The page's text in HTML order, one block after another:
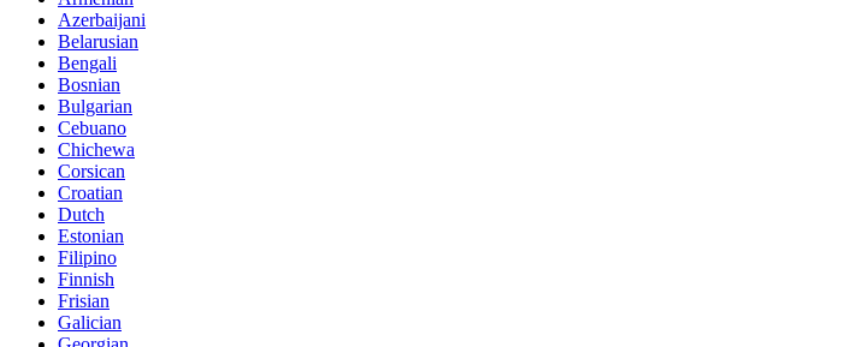
Azerbaijani
Belarusian
Bengali
Bosnian
Bulgarian
Cebuano
Chichewa
Corsican
Croatian
Dutch
Estonian
Filipino
Finnish
Frisian
Galician